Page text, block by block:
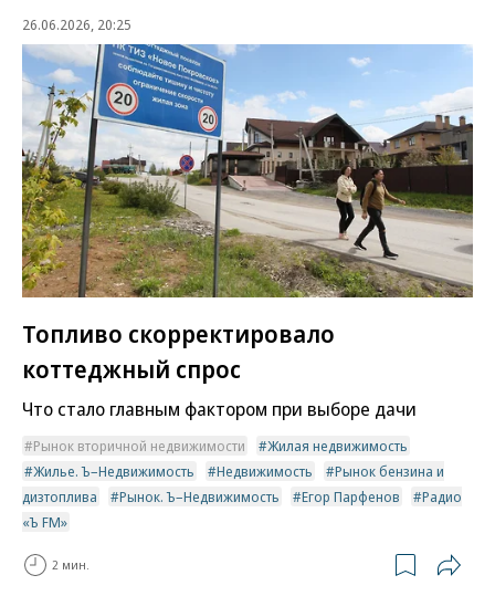
26.06.2026, 20:25
Топливо скорректировало
коттеджный спрос
Что стало главным фактором при выборе дачи
Рынок вторичной недвижимости
Жилая недвижимость
Жилье. Ъ–Недвижимость
Недвижимость
Рынок бензина и
дизтоплива
Рынок. Ъ–Недвижимость Егор Парфенов
Радио
«Ъ FM»
2 мин.